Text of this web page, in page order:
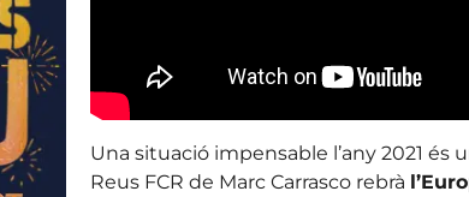
Una situació impensable l’any 2021 és
Reus FCR de Marc Carrasco rebrà